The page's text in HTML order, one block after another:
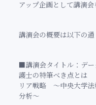
アップ企画として講演会
講演会の概要は以下の通
■講演会タイトル：デー
護士の特筆べき点とは
リア戦略 ～中央大学法
分析～